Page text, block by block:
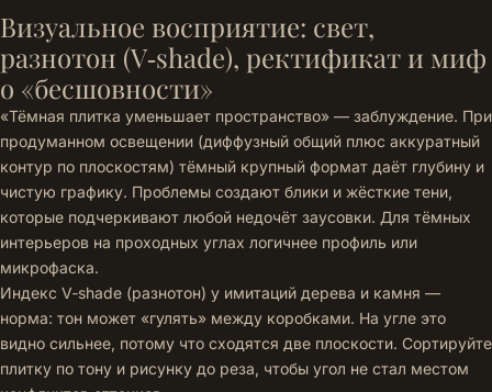
Визуальное восприятие: свет,
разнотон (V‑shade), ректификат и миф
о «бесшовности»
«Тёмная плитка уменьшает пространство» — заблуждение. При
продуманном освещении (диффузный общий плюс аккуратный
контур по плоскостям) тёмный крупный формат даёт глубину и
чистую графику. Проблемы создают блики и жёсткие тени,
которые подчеркивают любой недочёт заусовки. Для тёмных
интерьеров на проходных углах логичнее профиль или
микрофаска.
Индекс V‑shade (разнотон) у имитаций дерева и камня —
норма: тон может «гулять» между коробками. На угле это
видно сильнее, потому что сходятся две плоскости. Сортируйте
плитку по тону и рисунку до реза, чтобы угол не стал местом